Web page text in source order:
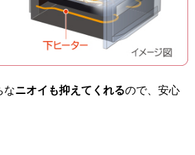
なニオイも抑えてくれるので、安心